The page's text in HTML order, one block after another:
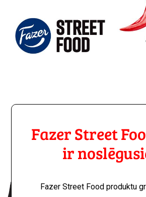
Fazer Street
ir
Fazer Street Food produktu